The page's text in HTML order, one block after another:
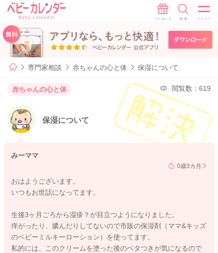
専門家相談 赤ちゃんの心と体 保湿について
赤ちゃんの心と体 閲覧数：619
保湿について
みーママ
0歳3カ月
おはようございます。
いつもお世話になってます。
生後3ヶ月ごろから湿疹？が目立つようになりました。
痒がったり、膿んだりしてないので市販の保湿剤（ママ&キッズ
のベビーミルキーローション）を使ってます。
私的には、このクリームを塗った後のベタつきが気になるので